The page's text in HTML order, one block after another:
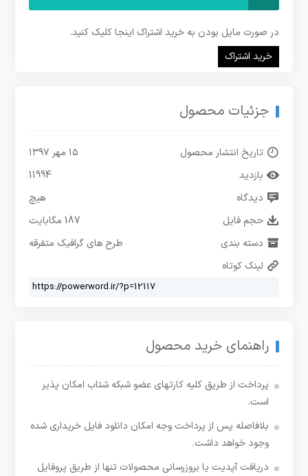
در صورت مایل بودن به خرید اشتراک اینجا کلیک کنید.
خرید اشتراک
جزئیات محصول
تاریخ انتشار محصول
۱۵ مهر ۱۳۹۷
بازدید
11994
دیدگاه
هیچ
حجم فایل
187 مگابایت
دسته بندی
طرح های گرافیک متفرقه
لینک کوتاه
راهنمای خرید محصول
پرداخت از طریق کلیه کارتهای عضو شبکه شتاب امکان پذیر
است.
بلافاصله پس از پرداخت وجه امکان دانلود فایل خریداری شده
وجود خواهد داشت.
دریافت آپدیت یا بروزرسانی محصولات تنها از طریق پروفایل